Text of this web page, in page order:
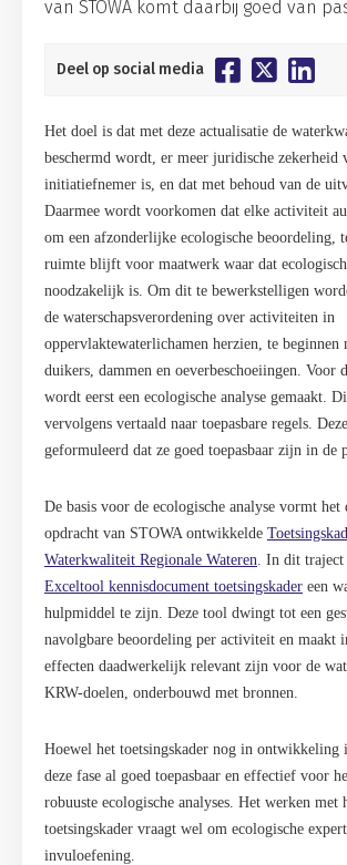
van STOWA komt daarbij goed van
Deel op social media
Het doel is dat met deze actualisatie de
beschermd wordt, er meer juridische zekerheid
initiatiefnemer is, en dat met behoud van de
Daarmee wordt voorkomen dat elke activiteit
om een afzonderlijke ecologische beoordeling,
ruimte blijft voor maatwerk waar dat
noodzakelijk is. Om dit te bewerkstelligen
de waterschapsverordening over activiteiten in
oppervlaktewaterlichamen herzien, te beginnen
duikers, dammen en oeverbeschoeiingen. Voor
wordt eerst een ecologische analyse gemaakt.
vervolgens vertaald naar toepasbare regels.
geformuleerd dat ze goed toepasbaar zijn in de
De basis voor de ecologische analyse vormt
opdracht van STOWA ontwikkelde
Waterkwaliteit Regionale Wateren. In dit
Exceltool kennisdocument toetsingskader een
hulpmiddel te zijn. Deze tool dwingt tot een
navolgbare beoordeling per activiteit en maakt
effecten daadwerkelijk relevant zijn voor de
KRW-doelen, onderbouwd met bronnen.
Hoewel het toetsingskader nog in ontwikkeling
deze fase al goed toepasbaar en effectief voor
robuuste ecologische analyses. Het werken met
toetsingskader vraagt wel om ecologische
invuloefening.